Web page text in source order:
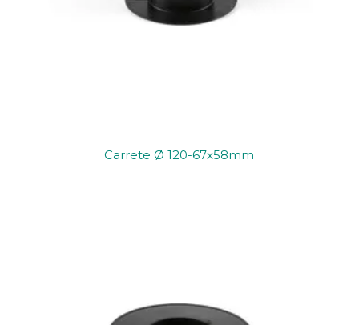
Carrete Ø 120-67x58mm